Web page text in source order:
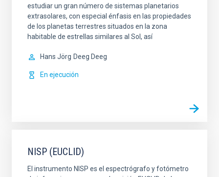
estudiar un gran número de sistemas planetarios
extrasolares, con especial énfasis en las propiedades
de los planetas terrestres situados en la zona
habitable de estrellas similares al Sol, así
Hans Jörg Deeg Deeg
En ejecución
NISP (EUCLID)
El instrumento NISP es el espectrógrafo y fotómetro